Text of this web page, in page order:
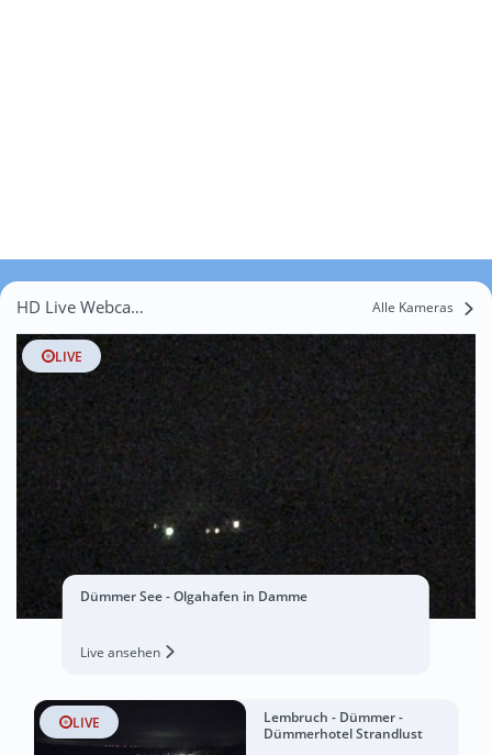
HD Live Webcams Westerkappeln Alle Kameras
LIVE
Dümmer See - Olgahafen in Damme
Live ansehen
LIVE
Lembruch - Dümmer -
Dümmerhotel Strandlust